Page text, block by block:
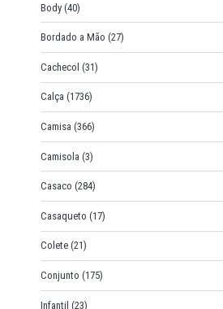
Body (40)
Bordado a Mão (27)
Cachecol (31)
Calça (1736)
Camisa (366)
Camisola (3)
Casaco (284)
Casaqueto (17)
Colete (21)
Conjunto (175)
Infantil (23)